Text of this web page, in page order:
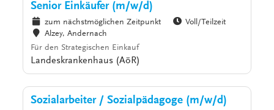
Senior Einkäufer (m/w/d)
zum nächstmöglichen Zeitpunkt
Voll/Teilzeit
Alzey, Andernach
Für den Strategischen Einkauf
Landeskrankenhaus (AöR)
Sozialarbeiter / Sozialpädagoge (m/w/d)